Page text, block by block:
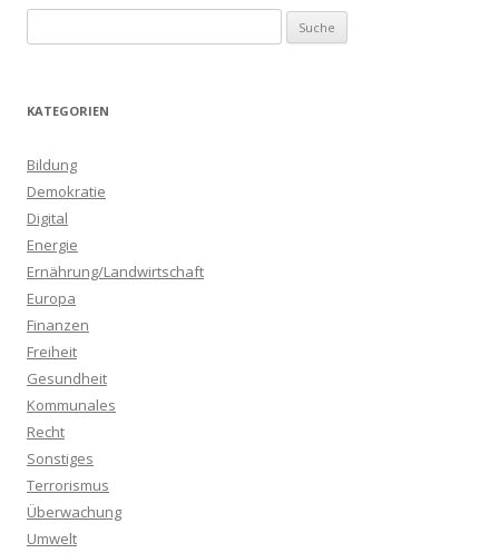
u
h
n
a
c
h
:
KATEGORIEN
Bildung
Demokratie
Digital
Energie
Ernährung/Landwirtschaft
Europa
Finanzen
Freiheit
Gesundheit
Kommunales
Recht
Sonstiges
Terrorismus
Überwachung
Umwelt